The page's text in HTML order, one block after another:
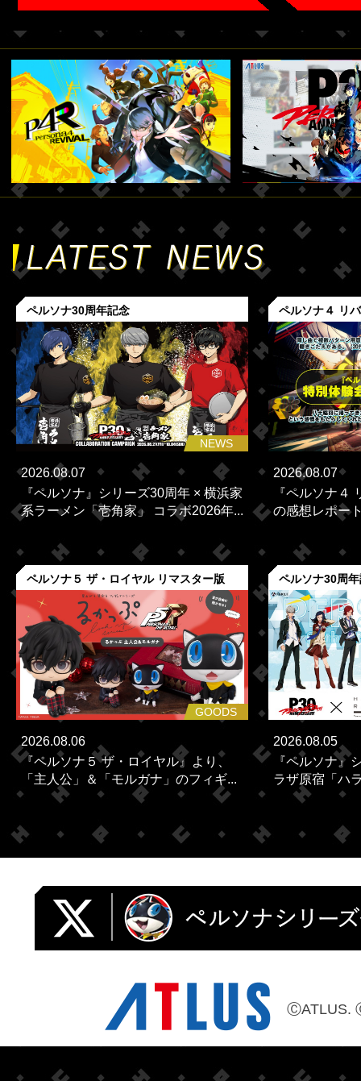
ペルソナ30周年記念
NEWS
2026.08.07
『ペルソナ』シリーズ30周年 × 横浜家
系ラーメン「壱角家」 コラボ2026年...
ペルソナ４ リ
2026.08.07
『ペルソナ４
の感想レポー
ペルソナ５ ザ・ロイヤル リマスター版
GOODS
2026.08.06
『ペルソナ５ ザ・ロイヤル』より、
「主人公」＆「モルガナ」のフィギ...
ペルソナ30周
2026.08.05
『ペルソナ』
ラザ原宿「ハ
ⒸATLUS.